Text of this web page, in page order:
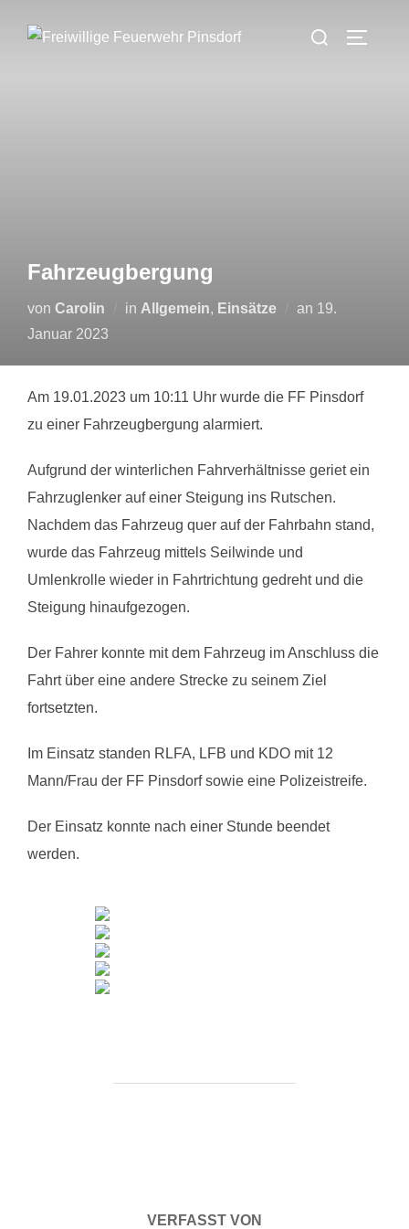
Inhalt
Suchen
Fahrzeugbergung
von Carolin in Allgemein, Einsätze an Veröffentlicht
19.
Januar 2023
Am 19.01.2023 um 10:11 Uhr wurde die FF Pinsdorf
zu einer Fahrzeugbergung alarmiert.
Aufgrund der winterlichen Fahrverhältnisse geriet ein
Fahrzuglenker auf einer Steigung ins Rutschen.
Nachdem das Fahrzeug quer auf der Fahrbahn stand,
wurde das Fahrzeug mittels Seilwinde und
Umlenkrolle wieder in Fahrtrichtung gedreht und die
Steigung hinaufgezogen.
Der Fahrer konnte mit dem Fahrzeug im Anschluss die
Fahrt über eine andere Strecke zu seinem Ziel
fortsetzten.
Im Einsatz standen RLFA, LFB und KDO mit 12
Mann/Frau der FF Pinsdorf sowie eine Polizeistreife.
Der Einsatz konnte nach einer Stunde beendet
werden.
VERFASST VON